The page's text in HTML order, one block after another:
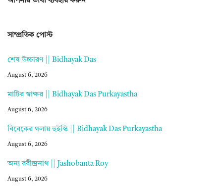
সাম্প্রতিক পোস্ট
শেষ উচ্চারণ || Bidhayak Das
August 6, 2026
মাটির স্বাক্ষর || Bidhayak Das Purkayastha
August 6, 2026
বিবেকের গলায় হুইস্কি || Bidhayak Das Purkayastha
August 6, 2026
অন্য রবীন্দ্রনাথ || Jashobanta Roy
August 6, 2026